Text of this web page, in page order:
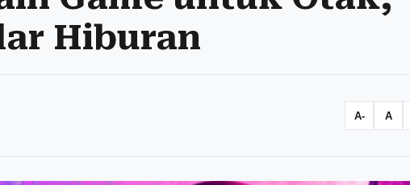
Hiburan
A- A